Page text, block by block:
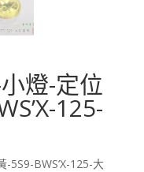
燈-定位
125-
5S9-BWS’X-125-大